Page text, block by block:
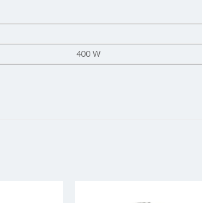
400 W